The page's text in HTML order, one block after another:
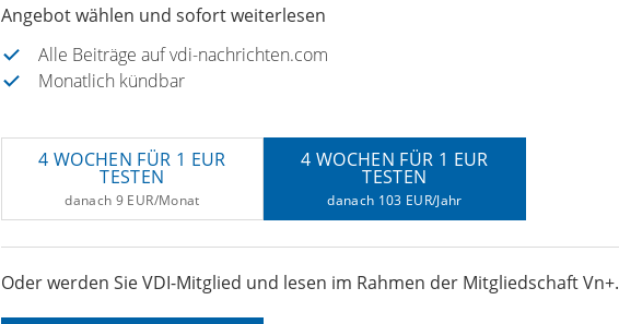
Angebot wählen und sofort weiterlesen
Alle Beiträge auf vdi-nachrichten.com
Monatlich kündbar
4 WOCHEN FÜR 1 EUR
TESTEN
danach 9 EUR/Monat
4 WOCHEN FÜR 1 EUR
TESTEN
danach 103 EUR/Jahr
Oder werden Sie VDI-Mitglied und lesen im Rahmen der Mitgliedschaft Vn+.